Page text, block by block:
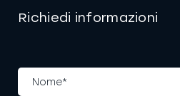
Richiedi informazioni